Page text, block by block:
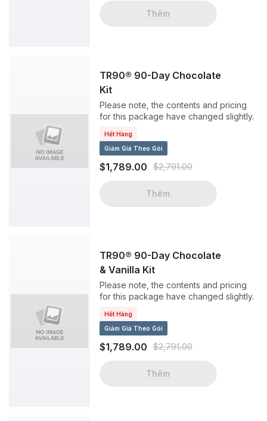
Thêm
TR90® 90-Day Chocolate
Kit
Please note, the contents and pricing
for this package have changed slightly.
Hết Hàng
Giảm Giá Theo Gói
$1,789.00 $2,791.00
Thêm
TR90® 90-Day Chocolate
& Vanilla Kit
Please note, the contents and pricing
for this package have changed slightly.
Hết Hàng
Giảm Giá Theo Gói
$1,789.00 $2,791.00
Thêm